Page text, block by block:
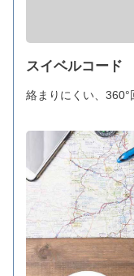
スイベルコード
絡まりにくい、360°